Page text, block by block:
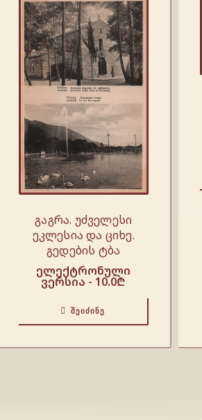
გაგრა. უძველესი
ეკლესია და ციხე.
გედების ტბა
ელექტრონული
ვერსია - 10.0₾
ᲨᲔᲘᲫᲘᲜᲔ